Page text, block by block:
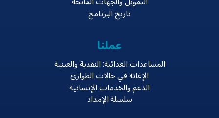
تاريخ البرنامج
عملنا
المساعدات الغذائية: النقدية والعينية
الإغاثة في حالات الطوارئ
الدعم والخدمات الإنسانية
سلسلة الإمداد